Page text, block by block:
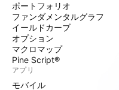
ポートフォリオ
ファンダメンタルグラフ
イールドカーブ
オプション
マクロマップ
Pine Script®
アプリ
モバイル